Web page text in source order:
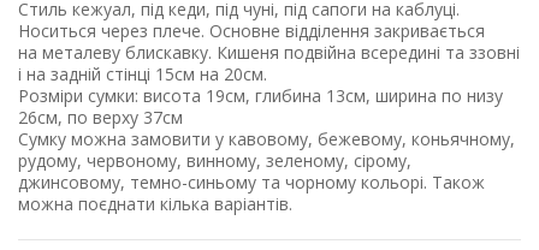
Стиль кежуал, під кеди, під чуні, під сапоги на каблуці.
Носиться через плече. Основне відділення закривається
на металеву блискавку. Кишеня подвійна всередині та ззовні
і на задній стінці 15см на 20см.
Розміри сумки: висота 19см, глибина 13см, ширина по низу
26см, по верху 37см
Сумку можна замовити у кавовому, бежевому, коньячному,
рудому, червоному, винному, зеленому, сірому,
джинсовому, темно-синьому та чорному кольорі. Також
можна поєднати кілька варіантів.